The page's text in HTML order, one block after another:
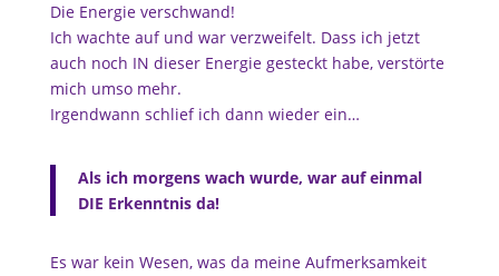
Die Energie verschwand!
Ich wachte auf und war verzweifelt. Dass ich jetzt
auch noch IN dieser Energie gesteckt habe, verstörte
mich umso mehr.
Irgendwann schlief ich dann wieder ein…
Als ich morgens wach wurde, war auf einmal
DIE Erkenntnis da!
Es war kein Wesen, was da meine Aufmerksamkeit